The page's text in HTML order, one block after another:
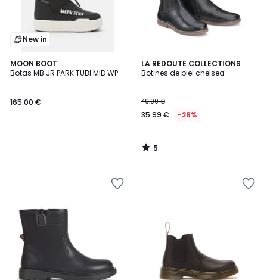
New in
MOON BOOT
Botas MB JR PARK TUBI MID WP
165.00 €
LA REDOUTE COLLECTIONS
Botines de piel chelsea
49.99 €
35.99 € -28%
5
/
5
/